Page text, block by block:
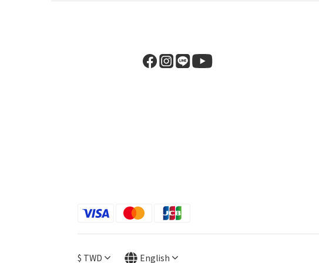
$ TWD English